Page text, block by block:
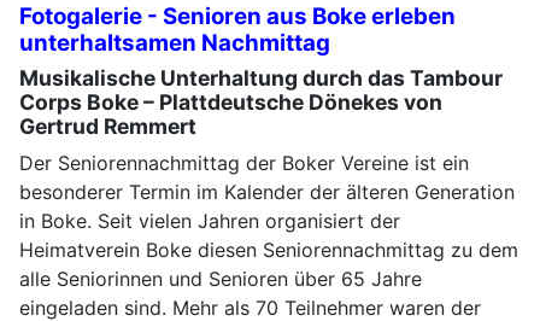
Fotogalerie - Senioren aus Boke erleben
unterhaltsamen Nachmittag
Musikalische Unterhaltung durch das Tambour
Corps Boke – Plattdeutsche Dönekes von
Gertrud Remmert
Der Seniorennachmittag der Boker Vereine ist ein
besonderer Termin im Kalender der älteren Generation
in Boke. Seit vielen Jahren organisiert der
Heimatverein Boke diesen Seniorennachmittag zu dem
alle Seniorinnen und Senioren über 65 Jahre
eingeladen sind. Mehr als 70 Teilnehmer waren der